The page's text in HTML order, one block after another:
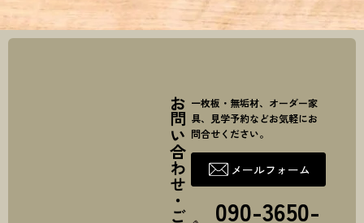
お問い合わせ・ご注文 一枚板・無垢材、オーダー家
具、見学予約などお気軽にお
問合せください。
メールフォーム
090-3650-